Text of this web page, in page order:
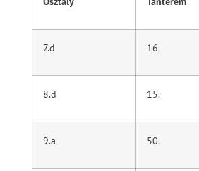
7.d 16.
8.d 15.
9.a 50.